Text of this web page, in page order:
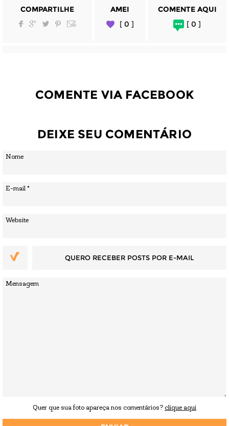
COMPARTILHE
AMEI
[ 0 ]
COMENTE AQUI
[ 0 ]
COMENTE VIA FACEBOOK
DEIXE SEU COMENTÁRIO
QUERO RECEBER POSTS POR E-MAIL
Quer que sua foto apareça nos comentários? clique aqui